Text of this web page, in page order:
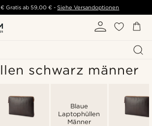
Gratis ab 59,00 € - Siehe Versandoptionen
schwarz männer
Blaue
Laptophüllen
Männer